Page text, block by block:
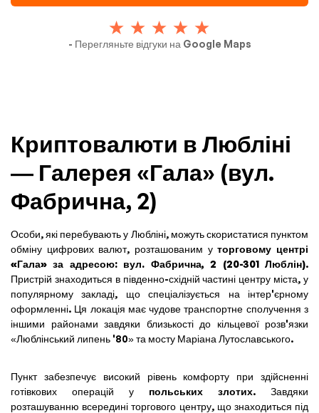
- Перегляньте відгуки на Google Maps
Криптовалюти в Любліні
— Галерея «Гала» (вул.
Фабрична, 2)
Особи, які перебувають у Любліні, можуть скористатися пунктом
обміну цифрових валют, розташованим уторговому центрі
«Гала» за адресою: вул. Фабрична, 2 (20-301 Люблін).
Пристрій знаходиться в південно-східній частині центру міста, у
популярному закладі, що спеціалізується на інтер'єрному
оформленні. Ця локація має чудове транспортне сполучення з
іншими районами завдяки близькості до кільцевої розв'язки
«Люблінський липень '80» та мосту Маріана Лутославського.
Пункт забезпечує високий рівень комфорту при здійсненні
готівкових операцій у польських злотих. Завдяки
розташуванню всередині торгового центру, що знаходиться під